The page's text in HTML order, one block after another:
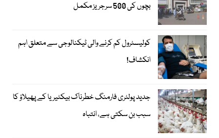
بچوں کی 500 سرجریز مکمل
کولیسٹرول کم کرنے والی ٹیکنالوجی سے متعلق اہم
انکشاف!
جدید پولٹری فارمنگ خطرناک بیکٹیریا کے پھیلاؤ کا
سبب بن سکتی ہے، انتباہ